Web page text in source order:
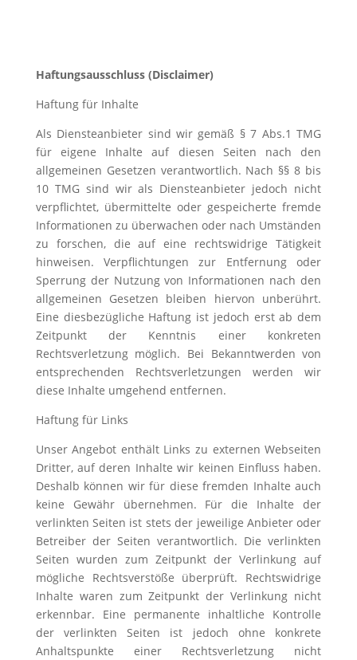
Haftungsausschluss (Disclaimer)
Haftung für Inhalte
Als Diensteanbieter sind wir gemäß § 7 Abs.1 TMG
für eigene Inhalte auf diesen Seiten nach den
allgemeinen Gesetzen verantwortlich. Nach §§ 8 bis
10 TMG sind wir als Diensteanbieter jedoch nicht
verpflichtet, übermittelte oder gespeicherte fremde
Informationen zu überwachen oder nach Umständen
zu forschen, die auf eine rechtswidrige Tätigkeit
hinweisen. Verpflichtungen zur Entfernung oder
Sperrung der Nutzung von Informationen nach den
allgemeinen Gesetzen bleiben hiervon unberührt.
Eine diesbezügliche Haftung ist jedoch erst ab dem
Zeitpunkt der Kenntnis einer konkreten
Rechtsverletzung möglich. Bei Bekanntwerden von
entsprechenden Rechtsverletzungen werden wir
diese Inhalte umgehend entfernen.
Haftung für Links
Unser Angebot enthält Links zu externen Webseiten
Dritter, auf deren Inhalte wir keinen Einfluss haben.
Deshalb können wir für diese fremden Inhalte auch
keine Gewähr übernehmen. Für die Inhalte der
verlinkten Seiten ist stets der jeweilige Anbieter oder
Betreiber der Seiten verantwortlich. Die verlinkten
Seiten wurden zum Zeitpunkt der Verlinkung auf
mögliche Rechtsverstöße überprüft. Rechtswidrige
Inhalte waren zum Zeitpunkt der Verlinkung nicht
erkennbar. Eine permanente inhaltliche Kontrolle
der verlinkten Seiten ist jedoch ohne konkrete
Anhaltspunkte einer Rechtsverletzung nicht